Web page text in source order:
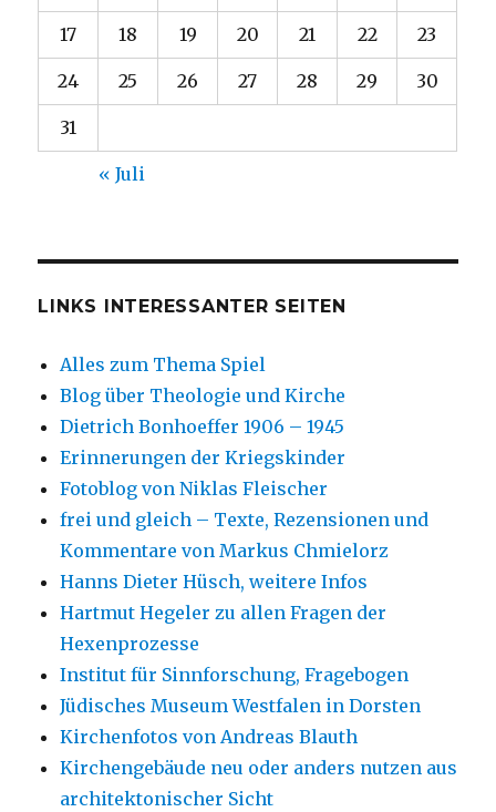
17 18 19 20 21 22 23
24 25 26 27 28 29 30
31
« Juli
LINKS INTERESSANTER SEITEN
Alles zum Thema Spiel
Blog über Theologie und Kirche
Dietrich Bonhoeffer 1906 – 1945
Erinnerungen der Kriegskinder
Fotoblog von Niklas Fleischer
frei und gleich – Texte, Rezensionen und
Kommentare von Markus Chmielorz
Hanns Dieter Hüsch, weitere Infos
Hartmut Hegeler zu allen Fragen der
Hexenprozesse
Institut für Sinnforschung, Fragebogen
Jüdisches Museum Westfalen in Dorsten
Kirchenfotos von Andreas Blauth
Kirchengebäude neu oder anders nutzen aus
architektonischer Sicht